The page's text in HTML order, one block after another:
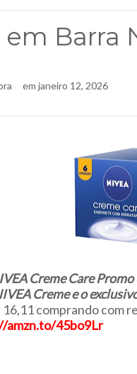
Barra
em janeiro 12, 2026
Creme Care
Creme e o
16,11 comprando com
amzn.to/45bo9Lr